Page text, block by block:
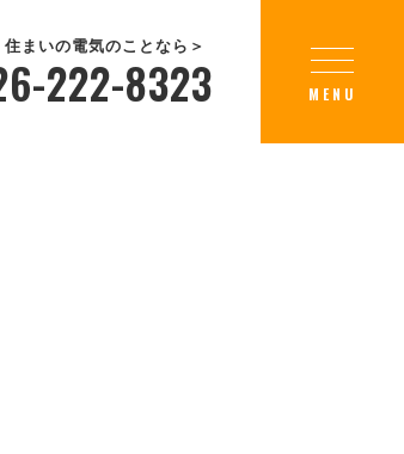
住まいの電気のことなら＞
222-8323